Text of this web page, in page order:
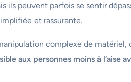
peuvent parfois se sentir
et rassurante.
complexe de
aux personnes moins à l’aise